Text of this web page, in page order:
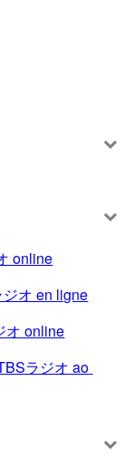
online
オ en ligne
オ online
ラジオ ao